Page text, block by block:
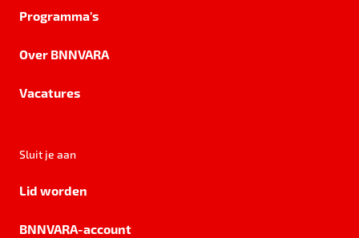
Programma's
Over BNNVARA
Vacatures
Sluit je aan
Lid worden
BNNVARA-account